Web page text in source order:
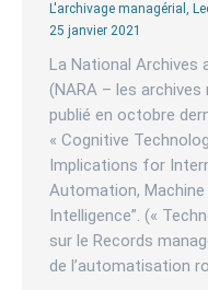
L'archivage managérial ,
25 janvier 2021
La National Archives
(NARA – les
publié en octobre
« Cognitive
Implications for
Automation,
Intelligence”. («
sur le Records
de l’automatisation